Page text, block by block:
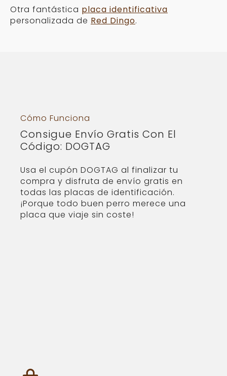
Otra fantástica placa identificativa
personalizada de Red Dingo.
Cómo Funciona
Consigue Envío Gratis Con El
Código: DOGTAG
Usa el cupón DOGTAG al finalizar tu
compra y disfruta de envío gratis en
todas las placas de identificación.
¡Porque todo buen perro merece una
placa que viaje sin coste!